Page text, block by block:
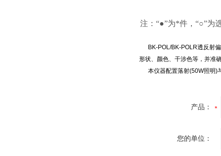
注：“●”为*件，“○”为
BK-POL/BK-POLR透反射
形状、颜色、干涉色等，并准
本仪器配置落射(50W照明)
产品：
您的单位：